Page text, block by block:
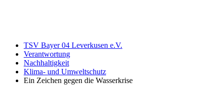
TSV Bayer 04 Leverkusen e.V.
Verantwortung
Nachhaltigkeit
Klima- und Umweltschutz
Ein Zeichen gegen die Wasserkrise